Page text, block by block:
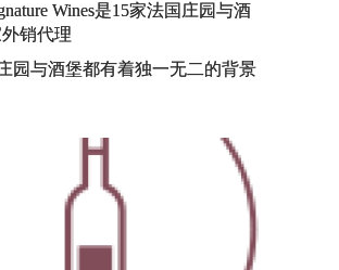
Wines是15家法国庄园与酒
销代理
园与酒堡都有着独一无二的背景